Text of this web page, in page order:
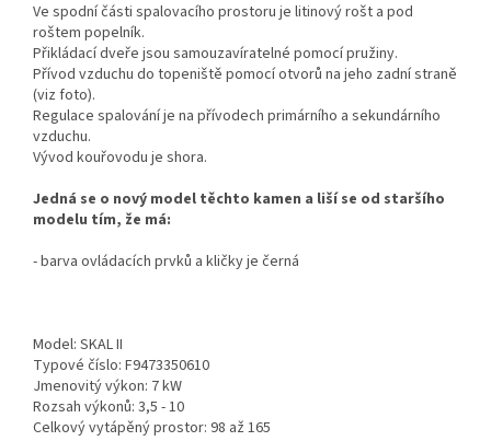
Ve spodní části spalovacího prostoru je litinový rošt a pod
roštem popelník.
Přikládací dveře jsou samouzavíratelné pomocí pružiny.
Přívod vzduchu do topeniště pomocí otvorů na jeho zadní straně
(viz foto).
Regulace spalování je na přívodech primárního a sekundárního
vzduchu.
Vývod kouřovodu je shora.
Jedná se o nový model těchto kamen a liší se od staršího
modelu tím, že má:
- barva ovládacích prvků a kličky je černá
Model: SKAL II
Typové číslo: F9473350610
Jmenovitý výkon: 7 kW
Rozsah výkonů: 3,5 - 10
Celkový vytápěný prostor: 98 až 165